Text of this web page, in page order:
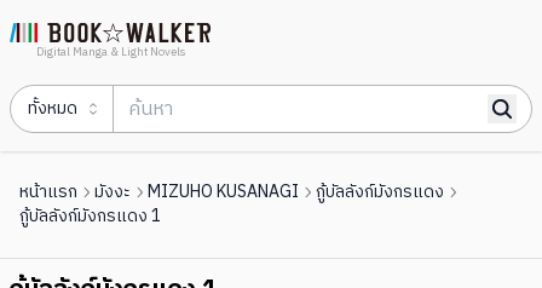
Digital Manga & Light Novels
ทั้งหมด
หน้าแรก มังงะ MIZUHO KUSANAGI
กู้บัลลังก์มังกรแดง
กู้บัลลังก์มังกรแดง 1